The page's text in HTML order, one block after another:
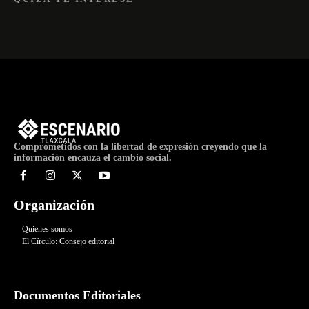
Comprometidos con la libertad de expresión creyendo que la
información encauza el cambio social.
Organización
Quienes somos
El Círculo: Consejo editorial
Documentos Editoriales